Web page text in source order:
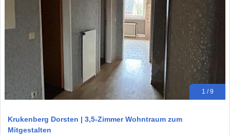
1 / 9
Krukenberg Dorsten | 3,5-Zimmer Wohntraum zum
Mitgestalten